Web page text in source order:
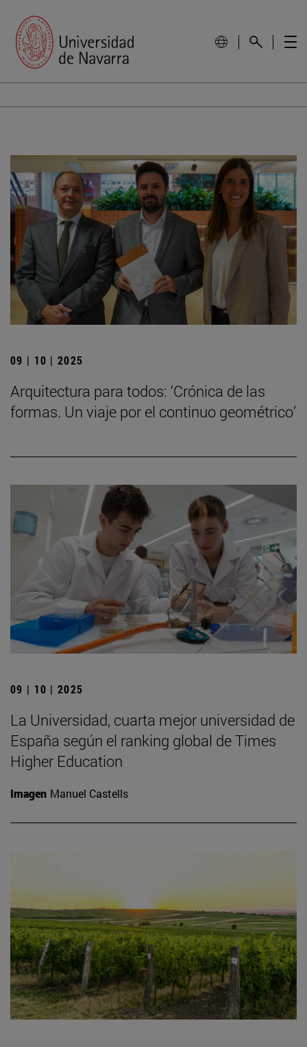
09 | 10 | 2025
Arquitectura para todos: ‘Crónica de las
formas. Un viaje por el continuo geométrico’
09 | 10 | 2025
La Universidad, cuarta mejor universidad de
España según el ranking global de Times
Higher Education
Imagen Manuel Castells